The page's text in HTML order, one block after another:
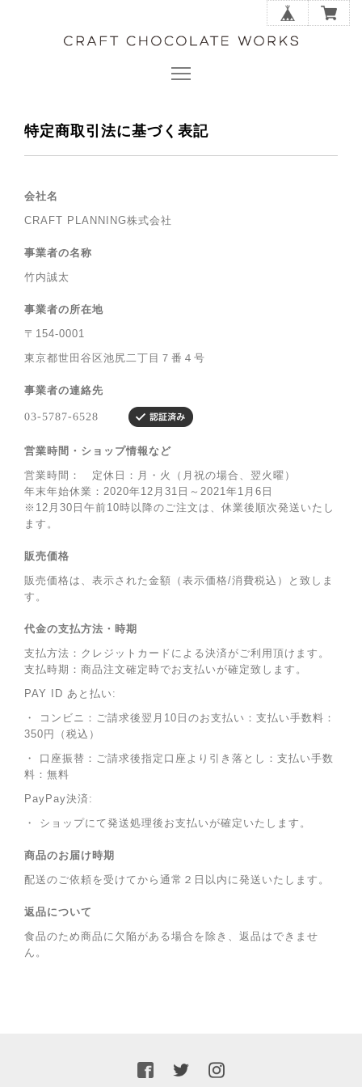
特定商取引法に基づく表記
会社名
CRAFT PLANNING株式会社
事業者の名称
竹内誠太
事業者の所在地
〒154-0001
東京都世田谷区池尻二丁目７番４号
事業者の連絡先
営業時間・ショップ情報など
営業時間： 定休日：月・火（月祝の場合、翌火曜）
年末年始休業：2020年12月31日～2021年1月6日
※12月30日午前10時以降のご注文は、休業後順次発送いたし
ます。
販売価格
販売価格は、表示された金額（表示価格/消費税込）と致しま
す。
代金の支払方法・時期
支払方法：クレジットカードによる決済がご利用頂けます。
支払時期：商品注文確定時でお支払いが確定致します。
PAY ID あと払い:
・ コンビニ：ご請求後翌月10日のお支払い：支払い手数料：
350円（税込）
・ 口座振替：ご請求後指定口座より引き落とし：支払い手数
料：無料
PayPay決済:
・ ショップにて発送処理後お支払いが確定いたします。
商品のお届け時期
配送のご依頼を受けてから通常２日以内に発送いたします。
返品について
食品のため商品に欠陥がある場合を除き、返品はできませ
ん。